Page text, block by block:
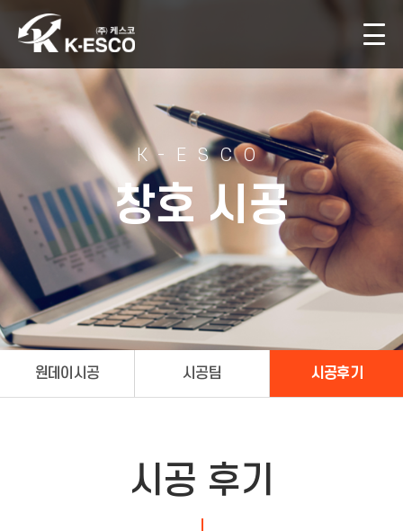
K-ESCO
창호 시공
원데이시공 시공팀 시공후기
시공 후기